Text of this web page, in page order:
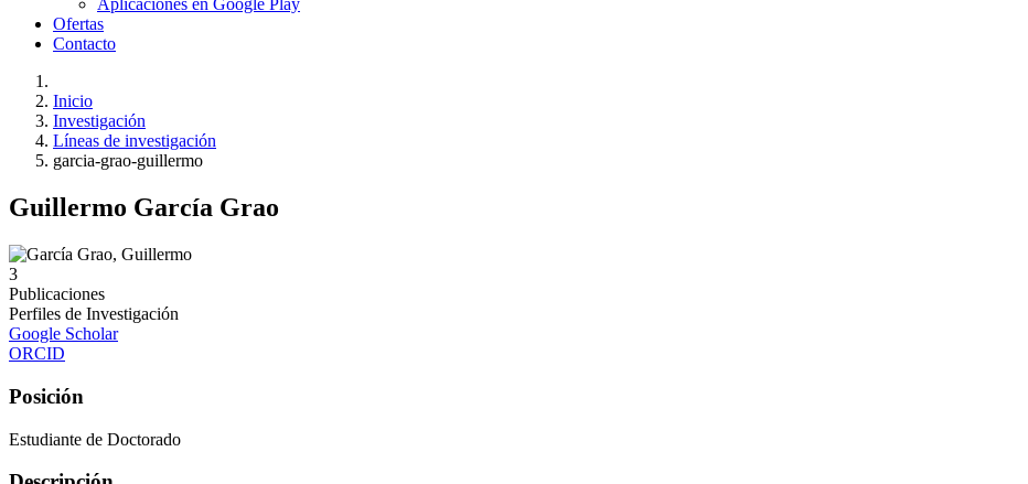
Aplicaciones en Google Play
Ofertas
Contacto
Inicio
Investigación
Líneas de investigación
garcia-grao-guillermo
Guillermo García Grao
3
Publicaciones
Perfiles de Investigación
Google Scholar
ORCID
Posición
Estudiante de Doctorado